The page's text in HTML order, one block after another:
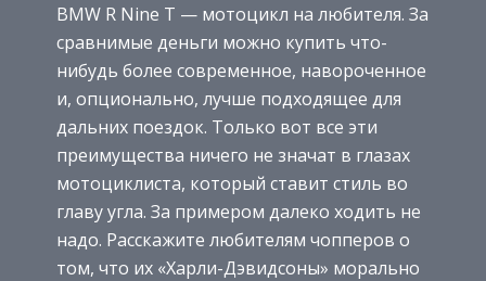
BMW R Nine T — мотоцикл на любителя. За
сравнимые деньги можно купить что-
нибудь более современное, навороченное
и, опционально, лучше подходящее для
дальних поездок. Только вот все эти
преимущества ничего не значат в глазах
мотоциклиста, который ставит стиль во
главу угла. За примером далеко ходить не
надо. Расскажите любителям чопперов о
том, что их «Харли-Дэвидсоны» морально